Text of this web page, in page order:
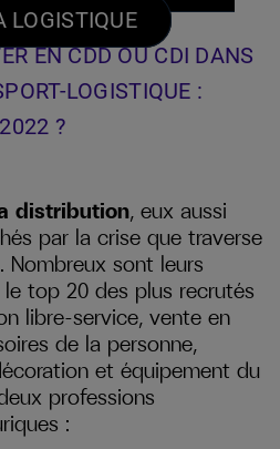
LOGISTIQUE
EN CDD OU CDI DANS
LOGISTIQUE :
?
distribution, eux aussi
par la crise que traverse
Nombreux sont leurs
top 20 des plus recrutés
libre-service, vente en
de la personne,
et équipement du
professions
: